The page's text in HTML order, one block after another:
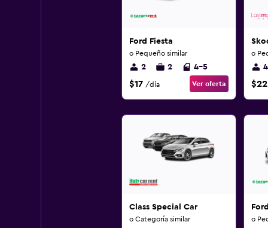
Ford Fiesta
o Pequeño similar
2 2 4-5
$17 /día Ver oferta
o
4
$22
Class Special Car
o Categoría similar o